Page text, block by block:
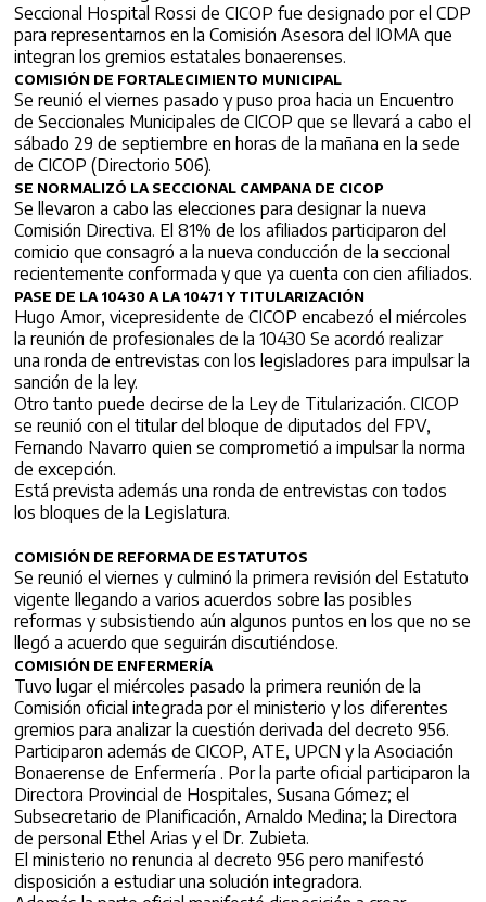
Seccional Hospital Rossi de CICOP fue designado por el CDP
para representarnos en la Comisión Asesora del IOMA que
integran los gremios estatales bonaerenses.
COMISIÓN DE FORTALECIMIENTO MUNICIPAL
Se reunió el viernes pasado y puso proa hacia un Encuentro
de Seccionales Municipales de CICOP que se llevará a cabo el
sábado 29 de septiembre en horas de la mañana en la sede
de CICOP (Directorio 506).
SE NORMALIZÓ LA SECCIONAL CAMPANA DE CICOP
Se llevaron a cabo las elecciones para designar la nueva
Comisión Directiva. El 81% de los afiliados participaron del
comicio que consagró a la nueva conducción de la seccional
recientemente conformada y que ya cuenta con cien afiliados.
PASE DE LA 10430 A LA 10471 Y TITULARIZACIÓN
Hugo Amor, vicepresidente de CICOP encabezó el miércoles
la reunión de profesionales de la 10430 Se acordó realizar
una ronda de entrevistas con los legisladores para impulsar la
sanción de la ley.
Otro tanto puede decirse de la Ley de Titularización. CICOP
se reunió con el titular del bloque de diputados del FPV,
Fernando Navarro quien se comprometió a impulsar la norma
de excepción.
Está prevista además una ronda de entrevistas con todos
los bloques de la Legislatura.
COMISIÓN DE REFORMA DE ESTATUTOS
Se reunió el viernes y culminó la primera revisión del Estatuto
vigente llegando a varios acuerdos sobre las posibles
reformas y subsistiendo aún algunos puntos en los que no se
llegó a acuerdo que seguirán discutiéndose.
COMISIÓN DE ENFERMERÍA
Tuvo lugar el miércoles pasado la primera reunión de la
Comisión oficial integrada por el ministerio y los diferentes
gremios para analizar la cuestión derivada del decreto 956.
Participaron además de CICOP, ATE, UPCN y la Asociación
Bonaerense de Enfermería . Por la parte oficial participaron la
Directora Provincial de Hospitales, Susana Gómez; el
Subsecretario de Planificación, Arnaldo Medina; la Directora
de personal Ethel Arias y el Dr. Zubieta.
El ministerio no renuncia al decreto 956 pero manifestó
disposición a estudiar una solución integradora.